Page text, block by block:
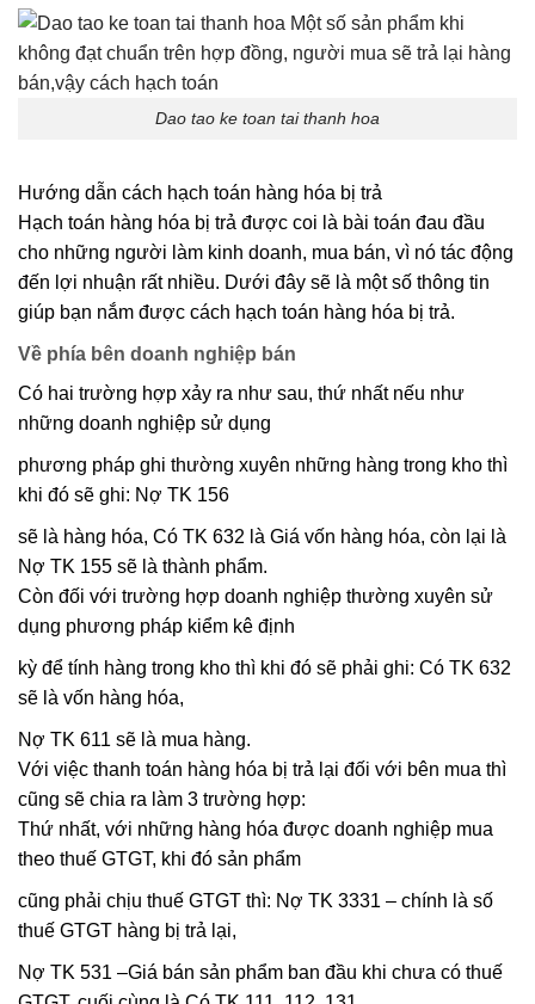
Dao tao ke toan tai thanh hoa
Hướng dẫn cách hạch toán hàng hóa bị trả
Hạch toán hàng hóa bị trả được coi là bài toán đau đầu
cho những người làm kinh doanh, mua bán, vì nó tác động
đến lợi nhuận rất nhiều. Dưới đây sẽ là một số thông tin
giúp bạn nắm được cách hạch toán hàng hóa bị trả.
Về phía bên doanh nghiệp bán
Có hai trường hợp xảy ra như sau, thứ nhất nếu như
những doanh nghiệp sử dụng
phương pháp ghi thường xuyên những hàng trong kho thì
khi đó sẽ ghi: Nợ TK 156
sẽ là hàng hóa, Có TK 632 là Giá vốn hàng hóa, còn lại là
Nợ TK 155 sẽ là thành phẩm.
Còn đối với trường hợp doanh nghiệp thường xuyên sử
dụng phương pháp kiểm kê định
kỳ để tính hàng trong kho thì khi đó sẽ phải ghi: Có TK 632
sẽ là vốn hàng hóa,
Nợ TK 611 sẽ là mua hàng.
Với việc thanh toán hàng hóa bị trả lại đối với bên mua thì
cũng sẽ chia ra làm 3 trường hợp:
Thứ nhất, với những hàng hóa được doanh nghiệp mua
theo thuế GTGT, khi đó sản phẩm
cũng phải chịu thuế GTGT thì: Nợ TK 3331 – chính là số
thuế GTGT hàng bị trả lại,
Nợ TK 531 –Giá bán sản phẩm ban đầu khi chưa có thuế